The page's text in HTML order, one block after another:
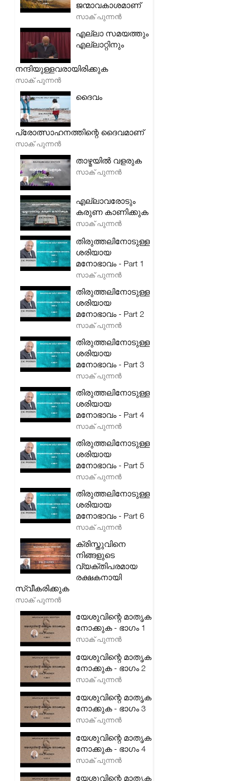
ജന്മാവകാശമാണ്
സാക് പുന്നൻ
എല്ലാ സമയത്തും
എല്ലാറ്റിനും
നന്ദിയുള്ളവരായിരിക്കുക
സാക് പുന്നൻ
ദൈവം
പ്രോത്സാഹനത്തിന്റെ ദൈവമാണ്
സാക് പുന്നൻ
താഴ്മയിൽ വളരുക
സാക് പുന്നൻ
എല്ലാവരോടും
കരുണ കാണിക്കുക
സാക് പുന്നൻ
തിരുത്തലിനോടുള്ള
ശരിയായ
മനോഭാവം - Part 1
സാക് പുന്നൻ
തിരുത്തലിനോടുള്ള
ശരിയായ
മനോഭാവം - Part 2
സാക് പുന്നൻ
തിരുത്തലിനോടുള്ള
ശരിയായ
മനോഭാവം - Part 3
സാക് പുന്നൻ
തിരുത്തലിനോടുള്ള
ശരിയായ
മനോഭാവം - Part 4
സാക് പുന്നൻ
തിരുത്തലിനോടുള്ള
ശരിയായ
മനോഭാവം - Part 5
സാക് പുന്നൻ
തിരുത്തലിനോടുള്ള
ശരിയായ
മനോഭാവം - Part 6
സാക് പുന്നൻ
ക്രിസ്തുവിനെ
നിങ്ങളുടെ
വ്യക്തിപരമായ
രക്ഷകനായി
സ്വീകരിക്കുക
സാക് പുന്നൻ
യേശുവിന്റെ മാതൃക
നോക്കുക - ഭാഗം 1
സാക് പുന്നൻ
യേശുവിന്റെ മാതൃക
നോക്കുക - ഭാഗം 2
സാക് പുന്നൻ
യേശുവിന്റെ മാതൃക
നോക്കുക - ഭാഗം 3
സാക് പുന്നൻ
യേശുവിന്റെ മാതൃക
നോക്കുക - ഭാഗം 4
സാക് പുന്നൻ
യേശുവിന്റെ മാതൃക